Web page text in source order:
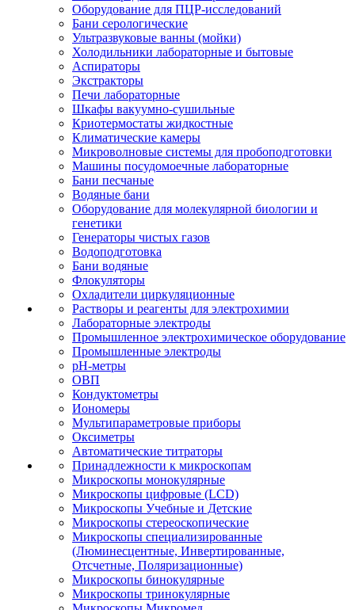
Оборудование для ПЦР-исследований
Бани серологические
Ультразвуковые ванны (мойки)
Холодильники лабораторные и бытовые
Аспираторы
Экстракторы
Печи лабораторные
Шкафы вакуумно-сушильные
Криотермостаты жидкостные
Климатические камеры
Микроволновые системы для пробоподготовки
Машины посудомоечные лабораторные
Бани песчаные
Водяные бани
Оборудование для молекулярной биологии и
генетики
Генераторы чистых газов
Водоподготовка
Бани водяные
Флокуляторы
Охладители циркуляционные
Растворы и реагенты для электрохимии
Лабораторные электроды
Промышленное электрохимическое оборудование
Промышленные электроды
pH-метры
ОВП
Кондуктометры
Иономеры
Мультипараметровые приборы
Оксиметры
Автоматические титраторы
Принадлежности к микроскопам
Микроскопы монокулярные
Микроскопы цифровые (LCD)
Микроскопы Учебные и Детские
Микроскопы стереоскопические
Микроскопы специализированные
(Люминесцентные, Инвертированные,
Отсчетные, Поляризационные)
Микроскопы бинокулярные
Микроскопы тринокулярные